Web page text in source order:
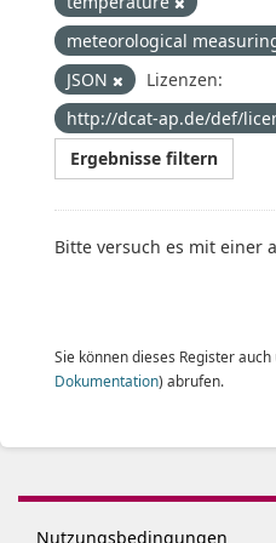
meteorological
JSON
Lizenzen:
http://dcat-ap.de/def/
Ergebnisse filtern
Bitte versuch es mit einer
Sie können dieses Register auch
Dokumentation) abrufen.
Nutzungsbedingungen